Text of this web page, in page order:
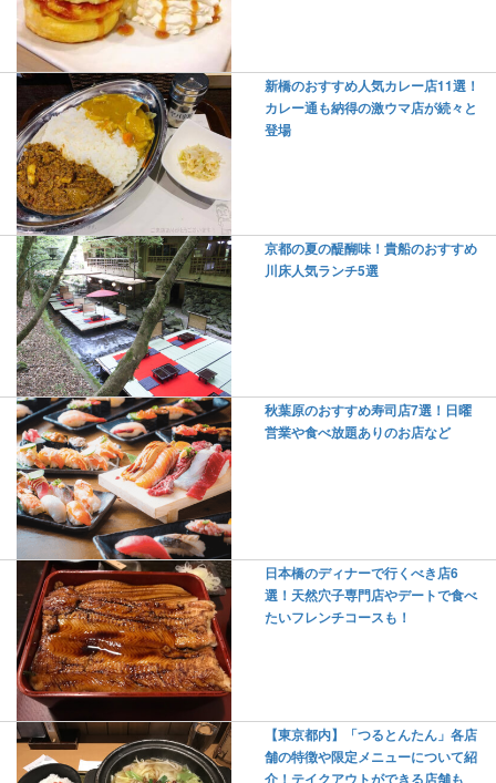
新橋のおすすめ人気カレー店11選！
カレー通も納得の激ウマ店が続々と
登場
京都の夏の醍醐味！貴船のおすすめ
川床人気ランチ5選
秋葉原のおすすめ寿司店7選！日曜
営業や食べ放題ありのお店など
日本橋のディナーで行くべき店6
選！天然穴子専門店やデートで食べ
たいフレンチコースも！
【東京都内】「つるとんたん」各店
舗の特徴や限定メニューについて紹
介！テイクアウトができる店舗も